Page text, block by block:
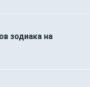
зодиака на